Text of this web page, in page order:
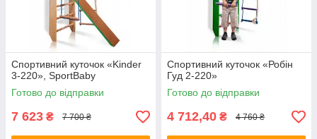
Спортивний куточок «Kinder
3-220», SportBaby
Готово до відправки
7 623 ₴ 7 700 ₴
Спортивний куточок «Робін
Гуд 2-220»
Готово до відправки
4 712,40 ₴ 4 760 ₴